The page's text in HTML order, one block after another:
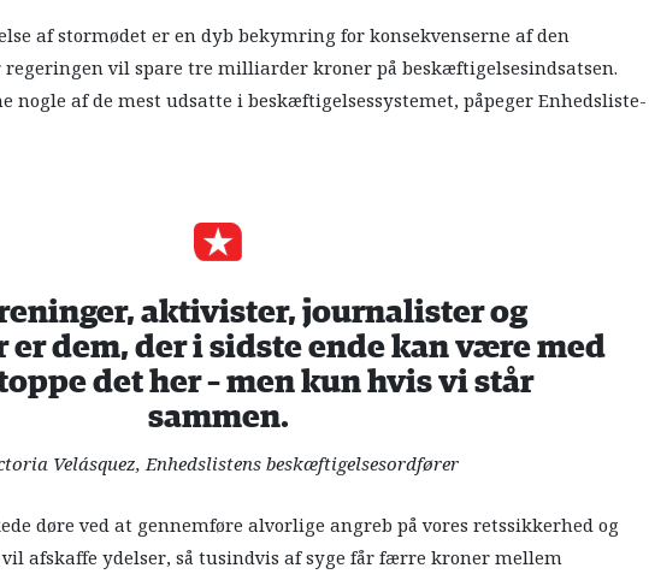
af stormødet er en dyb bekymring for konsekvenserne af den
vil spare tre milliarder kroner på beskæftigelsesindsatsen.
nogle af de mest udsatte i beskæftigelsessystemet, påpeger Enhedsliste-
aktivister, journalister og
dem, der i sidste ende kan være med
det her – men kun hvis vi står
sammen.
Velásquez, Enhedslistens beskæftigelsesordfører
døre ved at gennemføre alvorlige angreb på vores retssikkerhed og
afskaffe ydelser, så tusindvis af syge får færre kroner mellem